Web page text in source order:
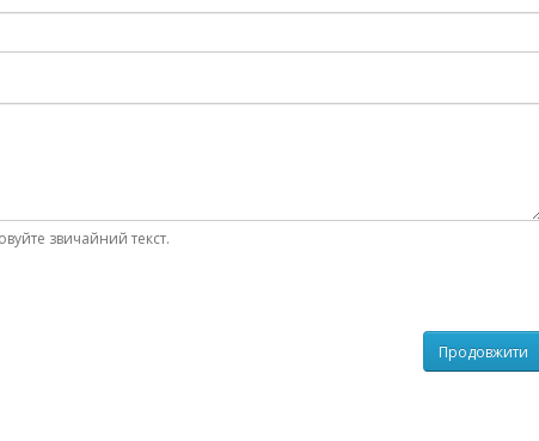
звичайний текст.
Продовжити